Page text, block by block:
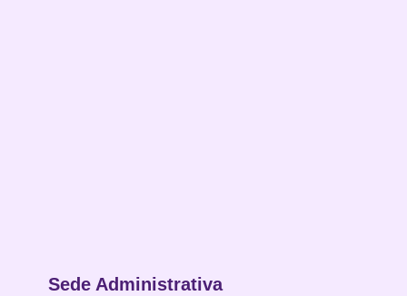
Sede Administrativa